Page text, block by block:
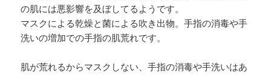
の肌には悪影響を及ぼしてるようです。
マスクによる乾燥と菌による吹き出物。手指の消毒や手
洗いの増加での手指の肌荒れです。
肌が荒れるからマスクしない、手指の消毒や手洗いはあ